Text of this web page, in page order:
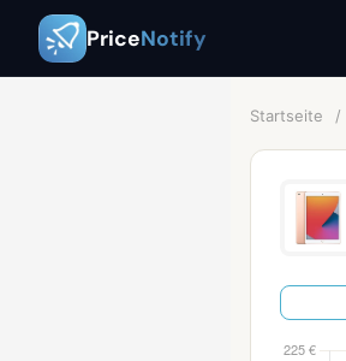
PriceNotify
Startseite /